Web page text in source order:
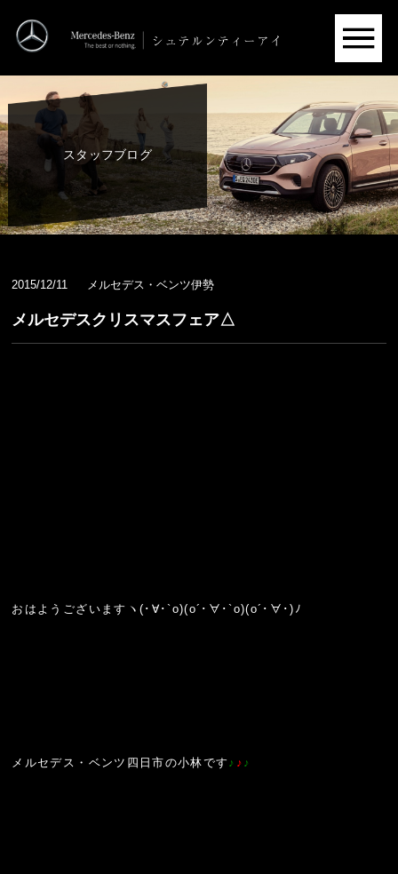
スタッフブログ
2015/12/11 メルセデス・ベンツ伊勢
メルセデスクリスマスフェア△
おはようございますヽ(･∀･`o)(o´･∀･`o)(o´･∀･)ﾉ
メルセデス・ベンツ四日市の小林です ♪ ♪ ♪